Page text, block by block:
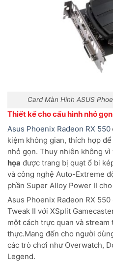
Card Màn Hình ASUS
Thiết kế cho cấu hình nhỏ gọn
Asus Phoenix Radeon RX 550
kiệm không gian, thích hợp
nhỏ gọn. Thuy nhiên không vì
họa được trang bị quạt ổ bi
và công nghệ Auto-Extreme
phần Super Alloy Power II
Asus Phoenix Radeon RX
Tweak II với XSplit
một cách trực quan và
thực.Mang đến cho người
các trò chơi như Overwatch,
Legend.